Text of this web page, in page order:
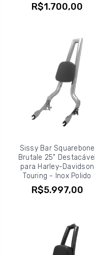
R$1.700,00
Sissy Bar Squarebone
Brutale 25" Destacável
para Harley-Davidson
Touring - Inox Polido
R$5.997,00